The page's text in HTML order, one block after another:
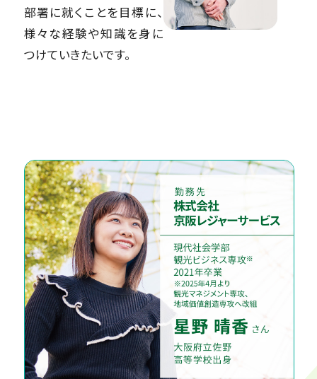
部署に就くことを目標に、
様々な経験や知識を身に
つけていきたいです。